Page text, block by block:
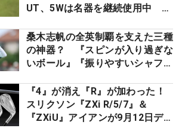
UT、5Wは名器を継続使用中 #
桑木志帆の全英制覇を支えた三種
の神器？ 『スピンが入り過ぎな
いボール』『振りやすいシャフ
ー』 #女子プロセッティング
『4』が消え『R』が加わった！
スリクソン『ZXi R/5/7』＆
『ZXiU』アイアンが9月12日デ